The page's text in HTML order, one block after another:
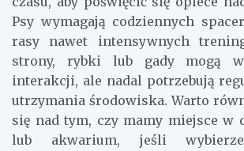
Psy wymagają codziennych
rasy nawet intensywnych
strony, rybki lub gady mogą
interakcji, ale nadal potrzebują
utrzymania środowiska. Warto
się nad tym, czy mamy miejsce w
lub akwarium, jeśli